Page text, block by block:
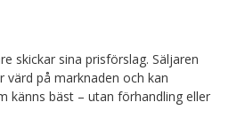
skickar sina prisförslag. Säljaren
värd på marknaden och kan
känns bäst – utan förhandling eller